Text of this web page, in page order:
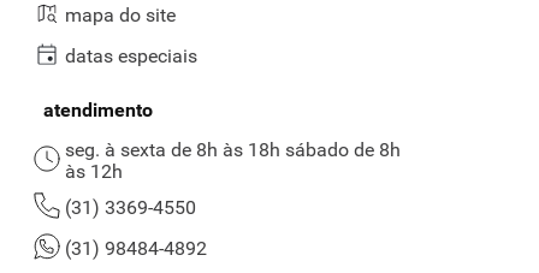
mapa do site
datas especiais
atendimento
seg. à sexta de 8h às 18h sábado de 8h
às 12h
(31) 3369-4550
(31) 98484-4892